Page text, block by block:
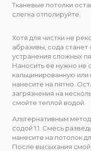
Тканевые потолки
слегка отполируйте.
Хотя для чистки не
абразивы, сода
устранения сложных
Наносить ее нужно не
кальцинированную
нанесите на пятно.
загрязнения на
смойте теплой водой.
Альтернативным
содой 1:1. Смесь
нанесите на потолок
После высыхания